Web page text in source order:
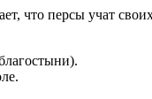
что персы учат